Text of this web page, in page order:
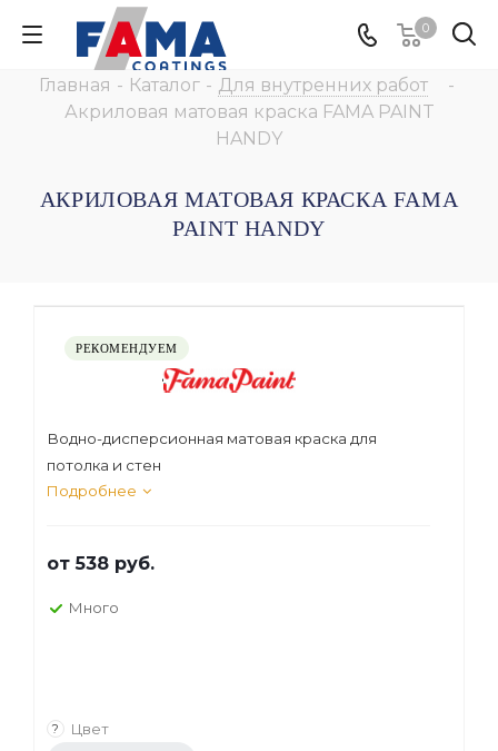
0
Главная - Каталог - Для внутренних работ
-
Акриловая матовая краска FAMA PAINT
HANDY
АКРИЛОВАЯ МАТОВАЯ КРАСКА FAMA
PAINT HANDY
РЕКОМЕНДУЕМ
Водно-дисперсионная матовая краска для
потолка и стен
Подробнее
от538 руб.
Много
? Цвет